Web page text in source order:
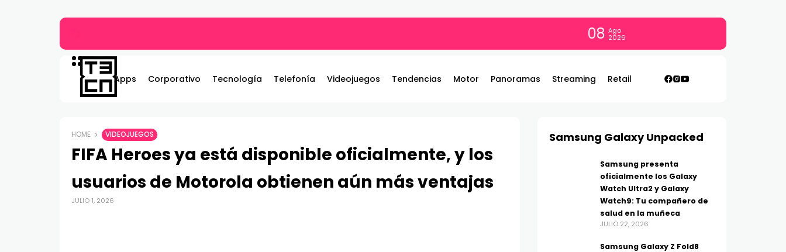
08 Ago
2026
Apps Corporativo Tecnología Telefonía Videojuegos Tendencias Motor Panoramas Streaming Retail
HOME VIDEOJUEGOS
FIFA Heroes ya está disponible oficialmente, y los
usuarios de Motorola obtienen aún más ventajas
JULIO 1, 2026
Samsung Galaxy Unpacked
Samsung presenta
oficialmente los Galaxy
Watch Ultra2 y Galaxy
Watch9: Tu compañero de
salud en la muñeca
JULIO 22, 2026
Samsung Galaxy Z Fold8